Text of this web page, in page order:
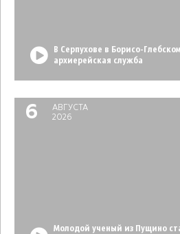
В Серпухове в Борисо-
архиерейская служба
6
АВГУСТА
2026
Молодой ученый из Пущино